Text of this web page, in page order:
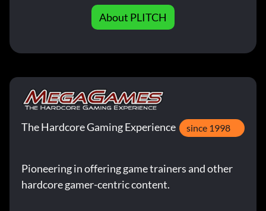
About PLITCH
The Hardcore Gaming Experience since 1998
Pioneering in offering game trainers and other
hardcore gamer-centric content.